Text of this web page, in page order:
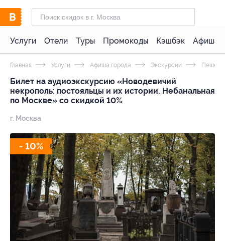
Услуги Отели Туры Промокоды Кэшбэк Афиша
Главная Услуги Афиша города Экскурсии
Билет на аудиоэкскурсию «Новодевичий
некрополь: постояльцы и их истории. Небанальная
по Москве» со скидкой 10%
г. Москва
- 10%